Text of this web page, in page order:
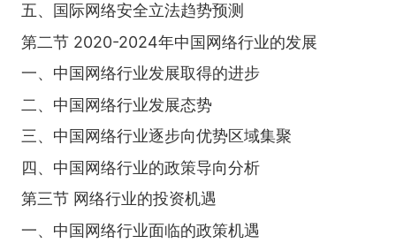
五、国际网络安全立法趋势预测
第二节 2020-2024年中国网络行业的发展
一、中国网络行业发展取得的进步
二、中国网络行业发展态势
三、中国网络行业逐步向优势区域集聚
四、中国网络行业的政策导向分析
第三节 网络行业的投资机遇
一、中国网络行业面临的政策机遇